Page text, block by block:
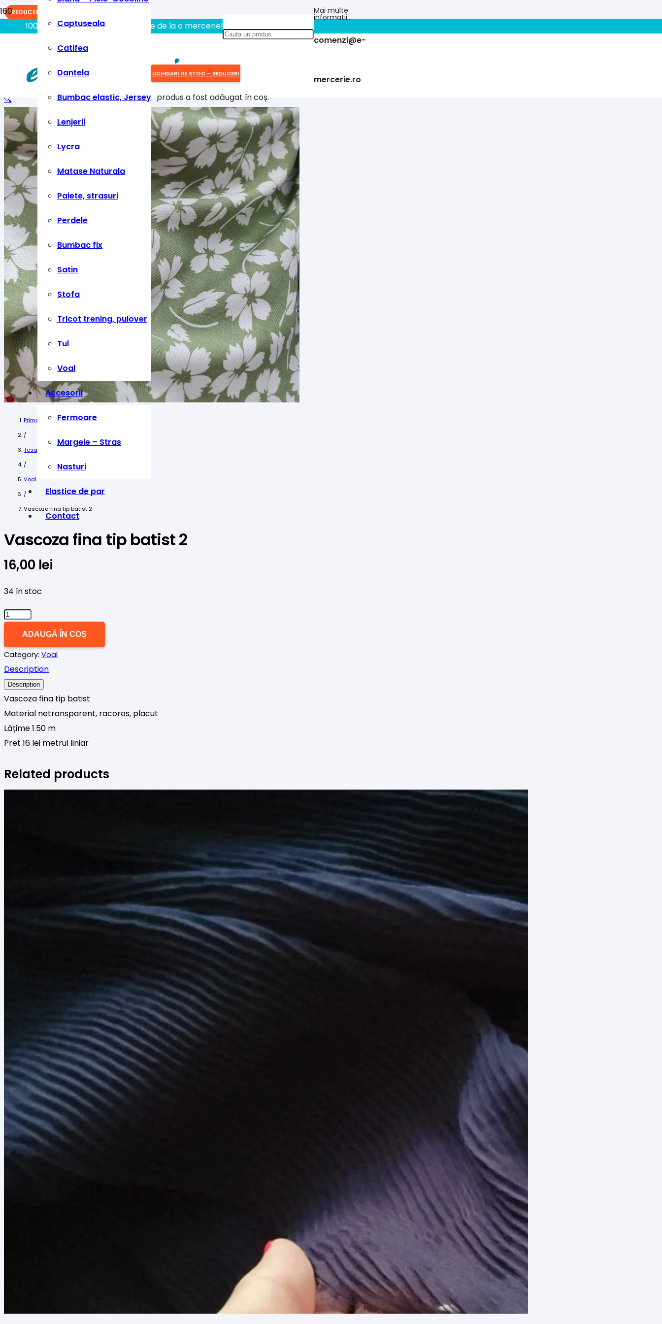
100% aici gasiti tot ce aveti nevoie de la o mercerie!!
Mai multe
informatii…
comenzi@e-
mercerie.ro
Captuseala
Catifea
Dantela
Bumbac elastic, Jersey
Lenjerii
Lycra
Matase Naturala
Paiete, strasuri
Perdele
Bumbac fix
Satin
Stofa
Tricot trening, pulover
Tul
Voal
Accesorii
Fermoare
Margele – Stras
Nasturi
Elastice de par
Contact
LICHIDARI DE STOC – REDUCERI
produsa fost adăugat în coș.
🔍
Prima pagină
/
Tesaturi
/
Voal
/
Vascoza fina tip batist 2
Vascoza fina tip batist 2
16,00 lei
34 în stoc
Cantitate
Vascoza
fina
tip
batist
2
ADAUGĂ ÎN COȘ
Category: Voal
Description
Description
Vascoza fina tip batist
Material netransparent, racoros, placut
Lățime 1.50 m
Pret 16 lei metrul liniar
Related products
REDUCERI!